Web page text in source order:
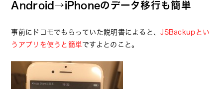
Android→iPhoneのデータ移行も簡単
事前にドコモでもらっていた説明書によると、JSBackupとい
うアプリを使うと簡単 ですよとのこと。